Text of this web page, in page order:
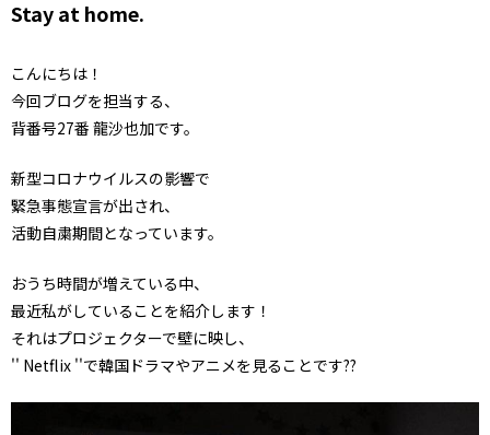
Stay at home.
こんにちは！
今回ブログを担当する、
背番号27番 龍沙也加です。
新型コロナウイルスの影響で
緊急事態宣言が出され、
活動自粛期間となっています。
おうち時間が増えている中、
最近私がしていることを紹介します！
それはプロジェクターで壁に映し、
'' Netflix ''で韓国ドラマやアニメを見ることです??